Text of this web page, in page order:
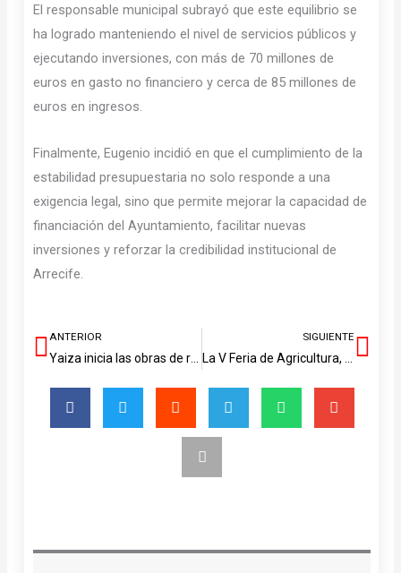
El responsable municipal subrayó que este equilibrio se
ha logrado manteniendo el nivel de servicios públicos y
ejecutando inversiones, con más de 70 millones de
euros en gasto no financiero y cerca de 85 millones de
euros en ingresos.
Finalmente, Eugenio incidió en que el cumplimiento de la
estabilidad presupuestaria no solo responde a una
exigencia legal, sino que permite mejorar la capacidad de
financiación del Ayuntamiento, facilitar nuevas
inversiones y reforzar la credibilidad institucional de
Arrecife.
Ant
ANTERIOR SIGUIENTE